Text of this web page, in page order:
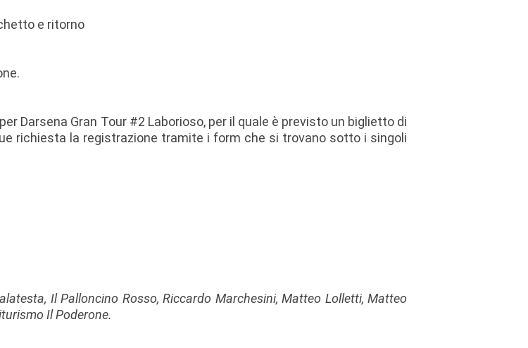
e ritorno
Darsena Gran Tour #2 Laborioso, per il quale è previsto un biglietto di
richiesta la registrazione tramite i form che si trovano sotto i singoli
Il Palloncino Rosso, Riccardo Marchesini, Matteo Lolletti, Matteo
Il Poderone.